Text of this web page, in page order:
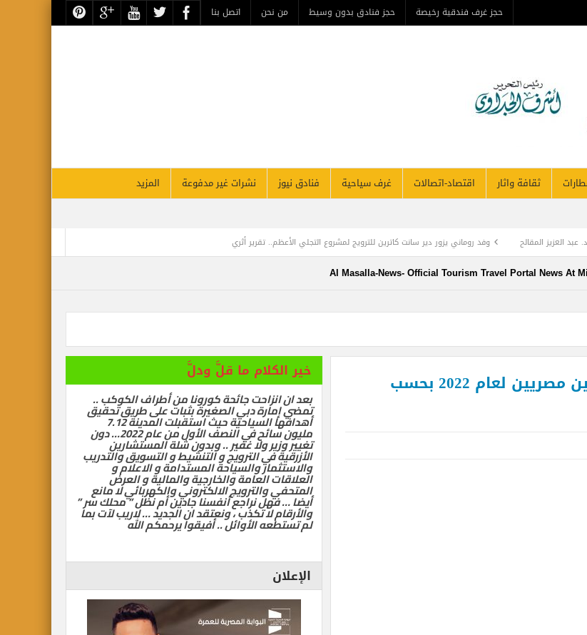
حجز غرف فندقية رخيصة حجز فنادق بدون وسيط من نحن اتصل بنا
ثقافة واثار اقتصاد-اتصالات غرف سياحية فنادق نيوز نشرات غير مدفوعة
المزيد
العزيز المقالح
وفد روماني يزور دير سانت كاترين للترويج لمشروع التجلي الأعظم.. تقرير أثري
TOURISM RECOVERY
إلى 64.3 مليون مسافر
الإسلام وأزهرها منارته .. بقلم د. عبد الرحيم ريحان
طيران الإمارات تسيّر رحلتين مباشرتين يومياً إلى كولومبو أول ديسمبر
الجمهور في يوم مئوية اكتشاف مقبرة الملك الذهبي
بالصور : استغاثة سياحية لإنقاذ شيراتون الغردقة … بقلم أشرف سركيس
Al Masalla-News- Official Tourism Travel Portal News At
حاتم دويدار .. ضمن أقوى 5 رؤساء تنفيذيين مصريين لعام 2022 بحسب
خير الكلام ما قلَّ ودلَّ
بعد ان انزاحت جائحة كورونا من أطراف الكوكب ..
تمضي إمارة دبي الصغيرة بثبات على طريق تحقيق
أهدافها السياحية حيث استقبلت المدينة 7.12
مليون سائح في النصف الأول من عام 2022… دون
تغيير وزير ولا غفير .. وبدون شلة المستشارين
الأزرقية في الترويج و التنشيط و التسويق والتدريب
والاستثمار والسياحة المستدامة و الاعلام و
العلاقات العامة والخارجية والمالية و العرض
المتحفي والترويج الالكتروني والكهربائي لا مانع
أيضا … فهل نراجع أنفسنا جادين أم نظل ” محلك سر ”
والأرقام لا تكذب ، ونعتقد ان الجديد … لاريب لآت بما
لم تستطعه الأوائل .. أفيقوا يرحمكم الله
الإعلان